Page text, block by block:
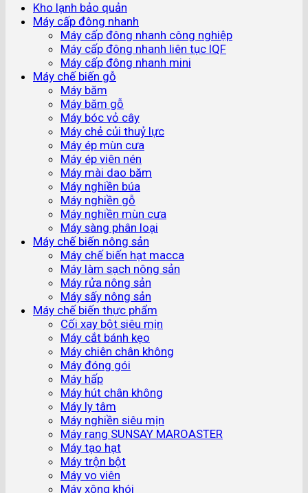
Kho lạnh bảo quản
Máy cấp đông nhanh
Máy cấp đông nhanh công nghiệp
Máy cấp đông nhanh liên tục IQF
Máy cấp đông nhanh mini
Máy chế biến gỗ
Máy băm
Máy băm gỗ
Máy bóc vỏ cây
Máy chẻ củi thuỷ lực
Máy ép mùn cưa
Máy ép viên nén
Máy mài dao băm
Máy nghiền búa
Máy nghiền gỗ
Máy nghiền mùn cưa
Máy sàng phân loại
Máy chế biến nông sản
Máy chế biến hạt macca
Máy làm sạch nông sản
Máy rửa nông sản
Máy sấy nông sản
Máy chế biến thực phẩm
Cối xay bột siêu mịn
Máy cắt bánh kẹo
Máy chiên chân không
Máy đóng gói
Máy hấp
Máy hút chân không
Máy ly tâm
Máy nghiền siêu mịn
Máy rang SUNSAY MAROASTER
Máy tạo hạt
Máy trộn bột
Máy vo viên
Máy xông khói